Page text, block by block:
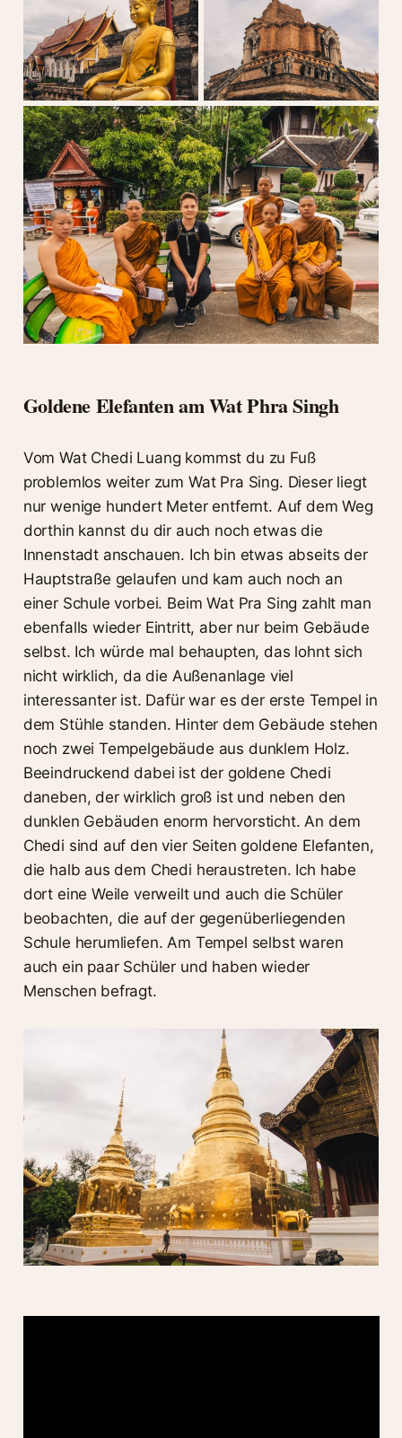
Goldene Elefanten am Wat Phra Singh
Vom Wat Chedi Luang kommst du zu Fuß
problemlos weiter zum Wat Pra Sing. Dieser liegt
nur wenige hundert Meter entfernt. Auf dem Weg
dorthin kannst du dir auch noch etwas die
Innenstadt anschauen. Ich bin etwas abseits der
Hauptstraße gelaufen und kam auch noch an
einer Schule vorbei. Beim Wat Pra Sing zahlt man
ebenfalls wieder Eintritt, aber nur beim Gebäude
selbst. Ich würde mal behaupten, das lohnt sich
nicht wirklich, da die Außenanlage viel
interessanter ist. Dafür war es der erste Tempel in
dem Stühle standen. Hinter dem Gebäude stehen
noch zwei Tempelgebäude aus dunklem Holz.
Beeindruckend dabei ist der goldene Chedi
daneben, der wirklich groß ist und neben den
dunklen Gebäuden enorm hervorsticht. An dem
Chedi sind auf den vier Seiten goldene Elefanten,
die halb aus dem Chedi heraustreten. Ich habe
dort eine Weile verweilt und auch die Schüler
beobachten, die auf der gegenüberliegenden
Schule herumliefen. Am Tempel selbst waren
auch ein paar Schüler und haben wieder
Menschen befragt.